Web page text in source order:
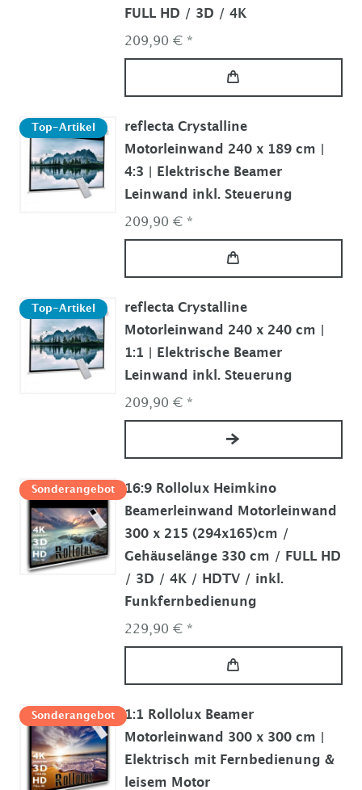
FULL HD / 3D / 4K
209,90 € *
Top-Artikel
reflecta Crystalline
Motorleinwand 240 x 189 cm |
4:3 | Elektrische Beamer
Leinwand inkl. Steuerung
209,90 € *
Top-Artikel
reflecta Crystalline
Motorleinwand 240 x 240 cm |
1:1 | Elektrische Beamer
Leinwand inkl. Steuerung
209,90 € *
Sonderangebot
16:9 Rollolux Heimkino
Beamerleinwand Motorleinwand
300 x 215 (294x165)cm /
Gehäuselänge 330 cm / FULL HD
/ 3D / 4K / HDTV / inkl.
Funkfernbedienung
229,90 € *
Sonderangebot
1:1 Rollolux Beamer
Motorleinwand 300 x 300 cm |
Elektrisch mit Fernbedienung &
leisem Motor